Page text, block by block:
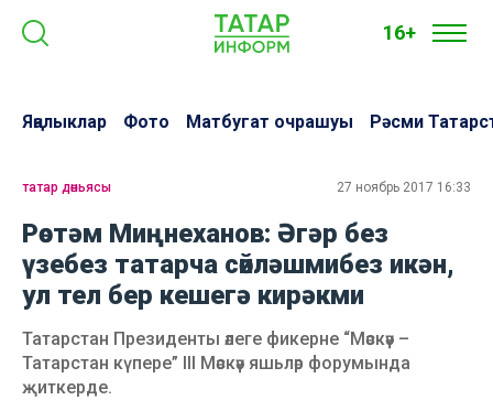
16+
Яңалыклар Фото Матбугат очрашуы Рәсми
татар дөньясы 27 ноябрь 2017 16:33
Рөстәм Миңнеханов: Әгәр без
үзебез татарча сөйләшмибез икән,
ул тел бер кешегә кирәкми
Татарстан Президенты әлеге фикерне “Мәскәү –
Татарстан күпере” III Мәскәү яшьләр форумында
җиткерде.